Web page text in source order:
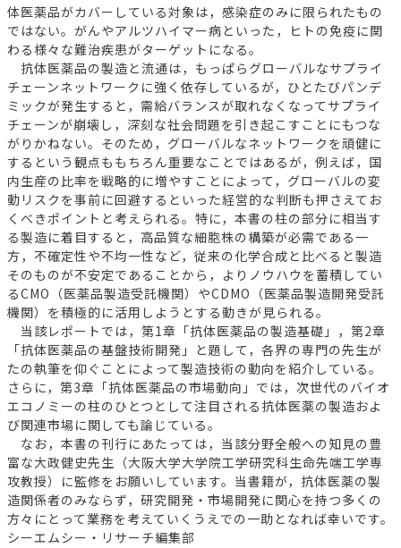
体医薬品がカバーしている対象は，感染症のみに限られたもの
ではない。がんやアルツハイマー病といった，ヒトの免疫に関
わる様々な難治疾患がターゲットになる。
抗体医薬品の製造と流通は，もっぱらグローバルなサプライ
チェーンネットワークに強く依存しているが，ひとたびパンデ
ミックが発生すると，需給バランスが取れなくなってサプライ
チェーンが崩壊し，深刻な社会問題を引き起こすことにもつな
がりかねない。そのため，グローバルなネットワークを頑健に
するという観点ももちろん重要なことではあるが，例えば，国
内生産の比率を戦略的に増やすことによって，グローバルの変
動リスクを事前に回避するといった経営的な判断も押さえてお
くべきポイントと考えられる。特に，本書の柱の部分に相当す
る製造に着目すると，高品質な細胞株の構築が必需である一
方，不確定性や不均一性など，従来の化学合成と比べると製造
そのものが不安定であることから，よりノウハウを蓄積してい
るCMO（医薬品製造受託機関）やCDMO（医薬品製造開発受託
機関）を積極的に活用しようとする動きが見られる。
当該レポートでは，第1章「抗体医薬品の製造基礎」，第2章
「抗体医薬品の基盤技術開発」と題して，各界の専門の先生が
たの執筆を仰ぐことによって製造技術の動向を紹介している。
さらに，第3章「抗体医薬品の市場動向」では，次世代のバイオ
エコノミーの柱のひとつとして注目される抗体医薬の製造およ
び関連市場に関しても論じている。
なお，本書の刊行にあたっては，当該分野全般への知見の豊
富な大政健史先生（大阪大学大学院工学研究科生命先端工学専
攻教授）に監修をお願いしています。当書籍が，抗体医薬の製
造関係者のみならず，研究開発・市場開発に関心を持つ多くの
方々にとって業務を考えていくうえでの一助となれば幸いです。
シーエムシー・リサーチ編集部